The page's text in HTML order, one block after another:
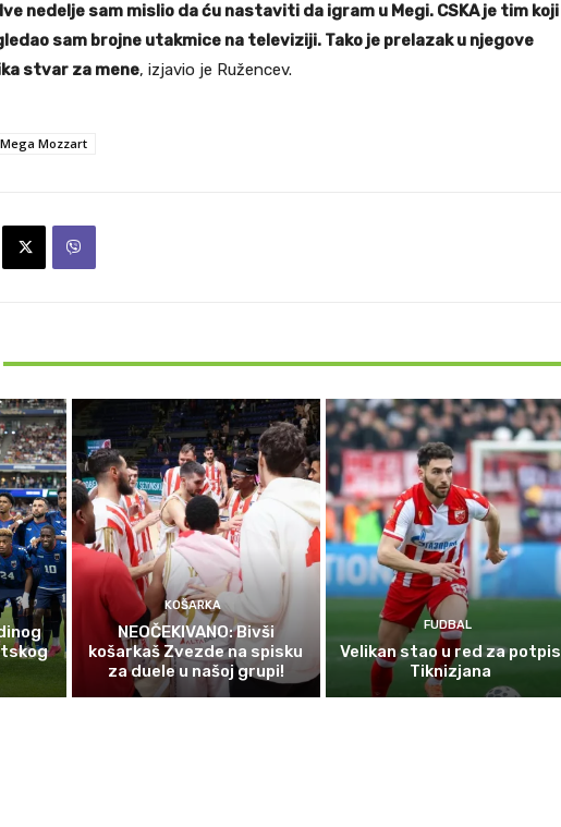
nedelje sam mislio da ću nastaviti da igram u Megi. CSKA je tim koji
sam brojne utakmice na televiziji. Tako je prelazak u njegove
stvar za mene, izjavio je Ružencev.
Mega Mozzart
KOŠARKA
NEOČEKIVANO: Bivši
košarkaš Zvezde na spisku
za duele u našoj grupi!
FUDBAL
Velikan stao u red za potpis
Tiknizjana